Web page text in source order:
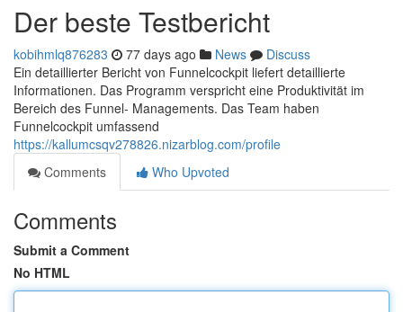
Der beste Testbericht
kobihmlq876283 77 days ago News
Discuss
Ein detaillierter Bericht von Funnelcockpit liefert detaillierte
Informationen. Das Programm verspricht eine Produktivität im
Bereich des Funnel- Managements. Das Team haben
Funnelcockpit umfassend
https://kallumcsqv278826.nizarblog.com/profile
Comments
Who Upvoted
Comments
Submit a Comment
No HTML